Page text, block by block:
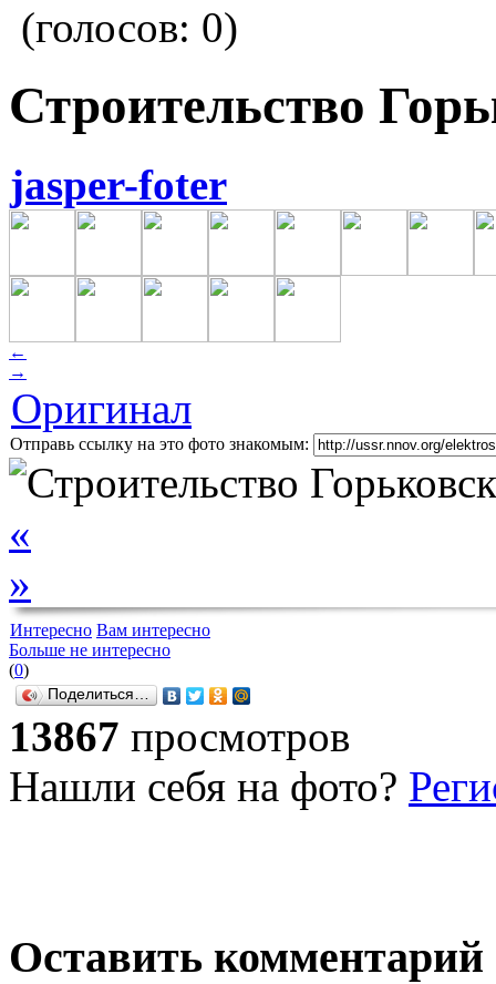
(голосов: 0)
Строительство
jasper-foter
←
→
Оригинал
Отправь ссылку на это фото знакомым:
«
»
Интересно Вам интересно
Больше не интересно
(0)
Поделиться…
13867 просмотров
Нашли себя на фото?
Оставить комментарий